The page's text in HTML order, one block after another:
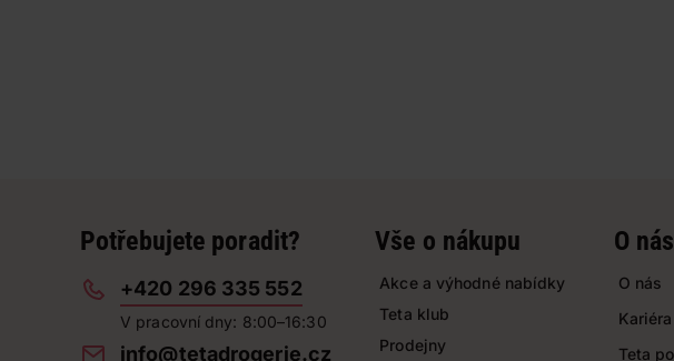
Potřebujete poradit?
+420 296 335 552
V pracovní dny: 8:00–16:30
info@tetadrogerie.cz
Vše o nákupu
Akce a výhodné nabídky
Teta klub
Prodejny
O nás
O nás
Teta